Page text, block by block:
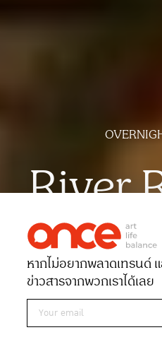
River
เรื่อง
ภาพอรุโณทั
Date 16-03-
หากไม่อยากพลาดเทรนด์
ข่าวสารจากพวกเราได้เลย